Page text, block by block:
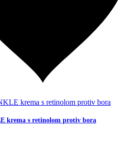
krema s retinolom protiv bora